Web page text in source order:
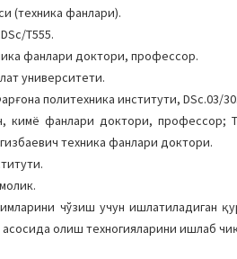
(техника фанлари).
Т555.
фанлари доктори, профессор.
университети.
политехника институти, DSc.03/
кимё фанлари доктори, профессор;
техника фанлари доктори.
чўзиш учун ишлатиладиган
олиш техногияларини ишлаб